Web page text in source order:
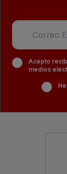
Acepto
medios